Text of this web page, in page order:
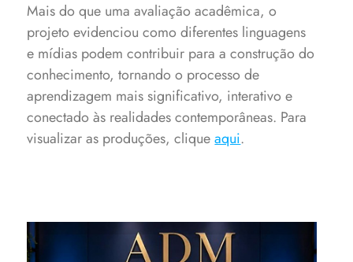
Mais do que uma avaliação acadêmica, o
projeto evidenciou como diferentes linguagens
e mídias podem contribuir para a construção do
conhecimento, tornando o processo de
aprendizagem mais significativo, interativo e
conectado às realidades contemporâneas. Para
visualizar as produções, cliqueaqui.